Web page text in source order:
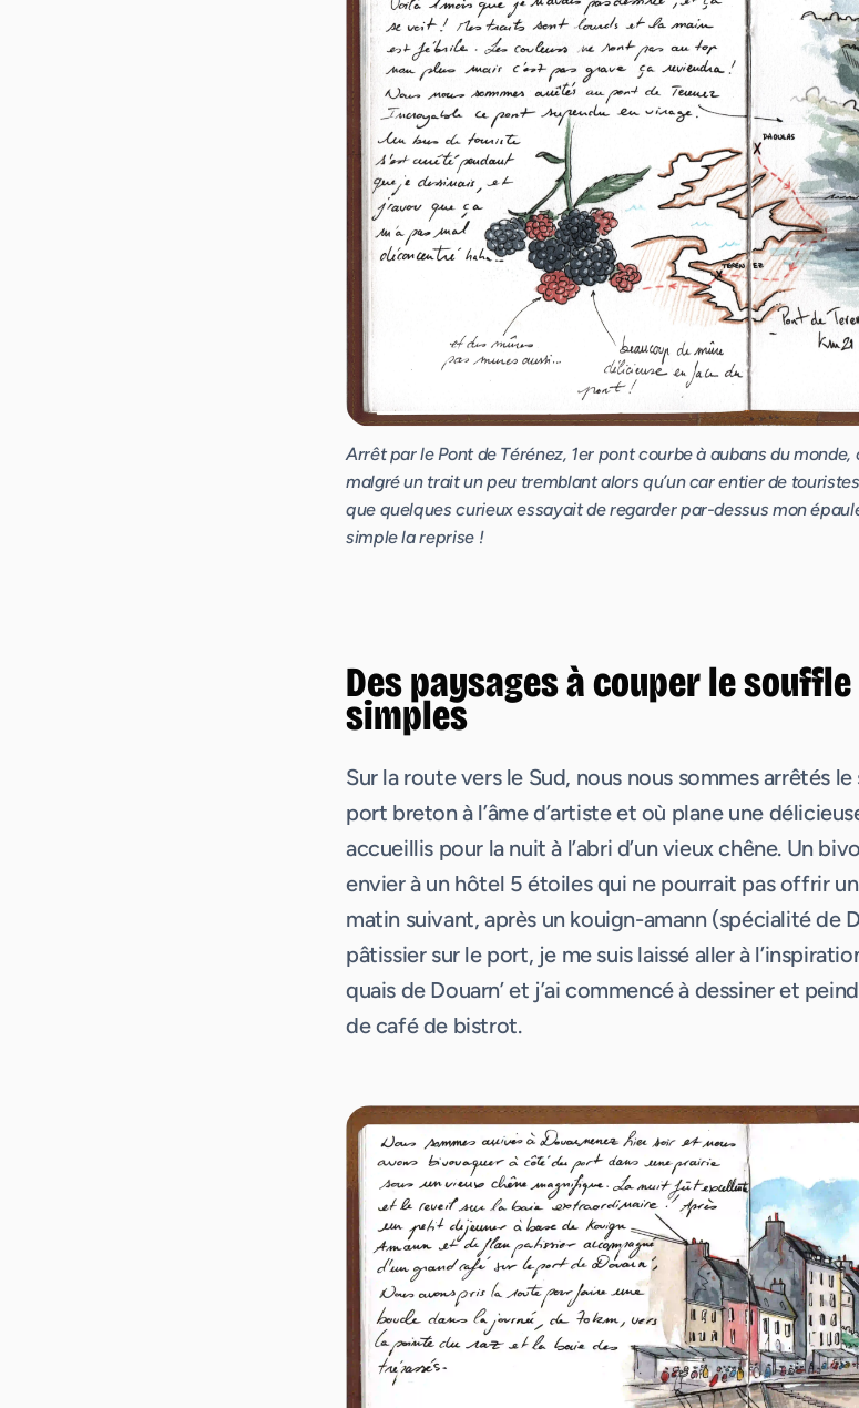
Arrêt par le Pont de Térénez, 1er pont courbe à aubans du
malgré un trait un peu tremblant alors qu’un car entier de
que quelques curieux essayait de regarder par-dessus mon
simple la reprise !
Des paysages à couper le
simples
Sur la route vers le Sud, nous nous sommes arrêtés
port breton à l’âme d’artiste et où plane une
accueillis pour la nuit à l’abri d’un vieux chêne. Un
envier à un hôtel 5 étoiles qui ne pourrait pas offrir
matin suivant, après un kouign-amann (spécialité de
pâtissier sur le port, je me suis laissé aller à
quais de Douarn’ et j’ai commencé à dessiner et
de café de bistrot.